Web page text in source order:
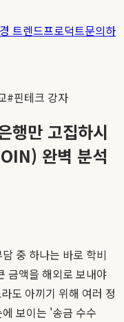
트렌드프로덕트문의하
#핀테크 강자
행만 고집하시
완벽 분석
중 하나는 바로 학비
금액을 해외로 보내야
도 아끼기 위해 여러 정
보이는 '송금 수수